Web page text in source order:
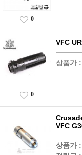
0
VFC
상품가 :
0
VFC
상품가 :